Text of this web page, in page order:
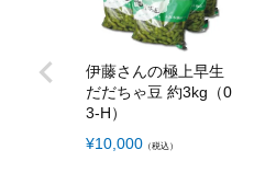
伊藤さんの極上早生
だだちゃ豆 約3kg（0
3-H）
¥10,000 （税込）